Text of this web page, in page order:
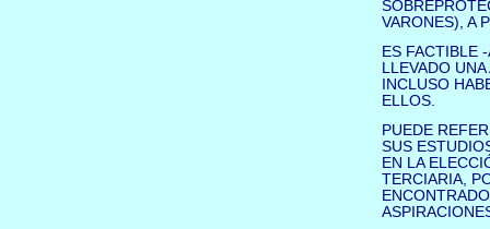
VARONES), A
ES FACTIBLE
LLEVADO
INCLUSO
ELLOS.
PUEDE
SUS
EN LA
TERCIARIA,